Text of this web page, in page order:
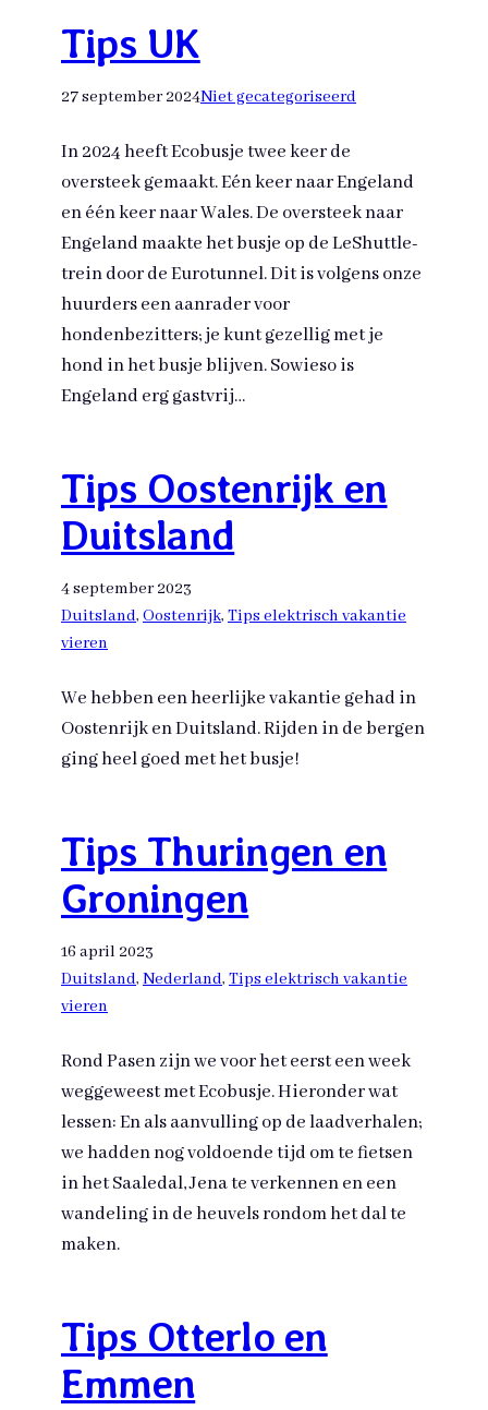
Tips UK
27 september 2024Niet gecategoriseerd
In 2024 heeft Ecobusje twee keer de
oversteek gemaakt. Eén keer naar Engeland
en één keer naar Wales. De oversteek naar
Engeland maakte het busje op de LeShuttle-
trein door de Eurotunnel. Dit is volgens onze
huurders een aanrader voor
hondenbezitters; je kunt gezellig met je
hond in het busje blijven. Sowieso is
Engeland erg gastvrij…
Tips Oostenrijk en
Duitsland
4 september 2023
Duitsland, Oostenrijk, Tips elektrisch vakantie
vieren
We hebben een heerlijke vakantie gehad in
Oostenrijk en Duitsland. Rijden in de bergen
ging heel goed met het busje!
Tips Thuringen en
Groningen
16 april 2023
Duitsland, Nederland, Tips elektrisch vakantie
vieren
Rond Pasen zijn we voor het eerst een week
weggeweest met Ecobusje. Hieronder wat
lessen: En als aanvulling op de laadverhalen;
we hadden nog voldoende tijd om te fietsen
in het Saaledal, Jena te verkennen en een
wandeling in de heuvels rondom het dal te
maken.
Tips Otterlo en
Emmen